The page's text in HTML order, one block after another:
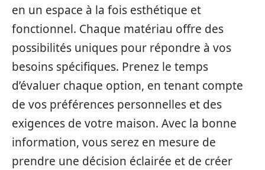
en un espace à la fois esthétique et
fonctionnel. Chaque matériau offre des
possibilités uniques pour répondre à vos
besoins spécifiques. Prenez le temps
d’évaluer chaque option, en tenant compte
de vos préférences personnelles et des
exigences de votre maison. Avec la bonne
information, vous serez en mesure de
prendre une décision éclairée et de créer